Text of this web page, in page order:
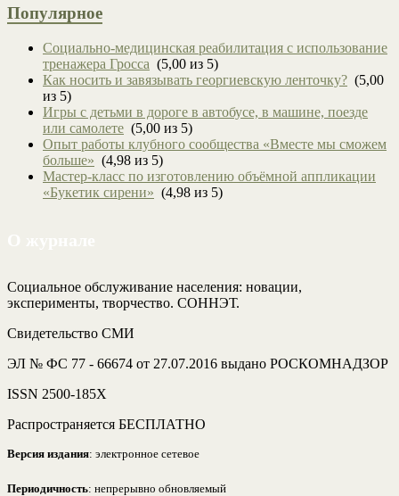
Популярное
Социально-медицинская реабилитация с использование
тренажера Гросса (5,00 из 5)
Как носить и завязывать георгиевскую ленточку? (5,00
из 5)
Игры с детьми в дороге в автобусе, в машине, поезде
или самолете (5,00 из 5)
Опыт работы клубного сообщества «Вместе мы сможем
больше» (4,98 из 5)
Мастер-класс по изготовлению объёмной аппликации
«Букетик сирени» (4,98 из 5)
Социальное обслуживание населения: новации,
эксперименты, творчество. СОННЭТ.
Свидетельство СМИ
ЭЛ № ФС 77 - 66674 от 27.07.2016 выдано РОСКОМНАДЗОР
ISSN 2500-185Х
Распространяется БЕСПЛАТНО
Версия издания: электронное сетевое
Периодичность: непрерывно обновляемый